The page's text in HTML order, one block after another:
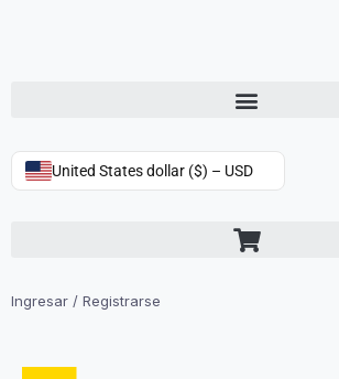
United States dollar ($) – USD
Ingresar / Registrarse